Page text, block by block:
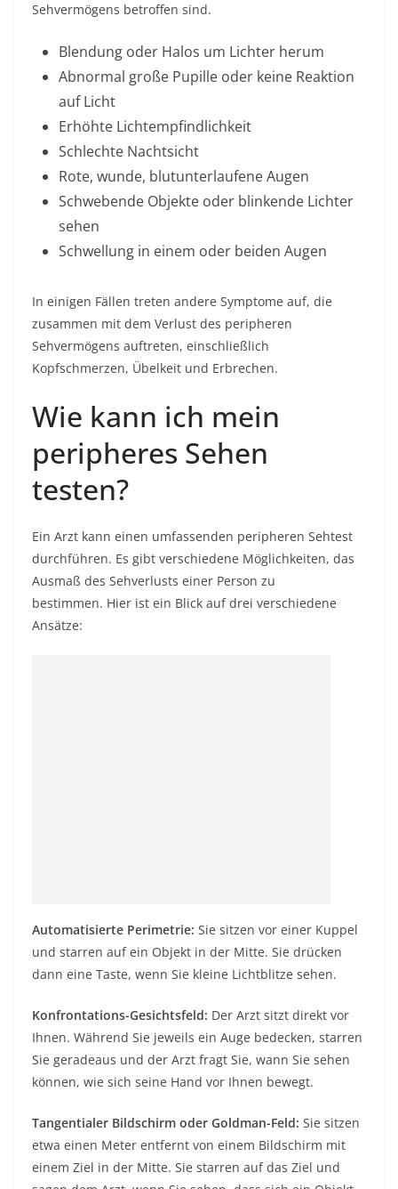
Sehvermögens betroffen sind.
Blendung oder Halos um Lichter herum
Abnormal große Pupille oder keine Reaktion
auf Licht
Erhöhte Lichtempfindlichkeit
Schlechte Nachtsicht
Rote, wunde, blutunterlaufene Augen
Schwebende Objekte oder blinkende Lichter
sehen
Schwellung in einem oder beiden Augen
In einigen Fällen treten andere Symptome auf, die
zusammen mit dem Verlust des peripheren
Sehvermögens auftreten, einschließlich
Kopfschmerzen, Übelkeit und Erbrechen.
Wie kann ich mein
peripheres Sehen
testen?
Ein Arzt kann einen umfassenden peripheren Sehtest
durchführen. Es gibt verschiedene Möglichkeiten, das
Ausmaß des Sehverlusts einer Person zu
bestimmen. Hier ist ein Blick auf drei verschiedene
Ansätze:
Automatisierte Perimetrie: Sie sitzen vor einer Kuppel
und starren auf ein Objekt in der Mitte. Sie drücken
dann eine Taste, wenn Sie kleine Lichtblitze sehen.
Konfrontations-Gesichtsfeld: Der Arzt sitzt direkt vor
Ihnen. Während Sie jeweils ein Auge bedecken, starren
Sie geradeaus und der Arzt fragt Sie, wann Sie sehen
können, wie sich seine Hand vor Ihnen bewegt.
Tangentialer Bildschirm oder Goldman-Feld: Sie sitzen
etwa einen Meter entfernt von einem Bildschirm mit
einem Ziel in der Mitte. Sie starren auf das Ziel und